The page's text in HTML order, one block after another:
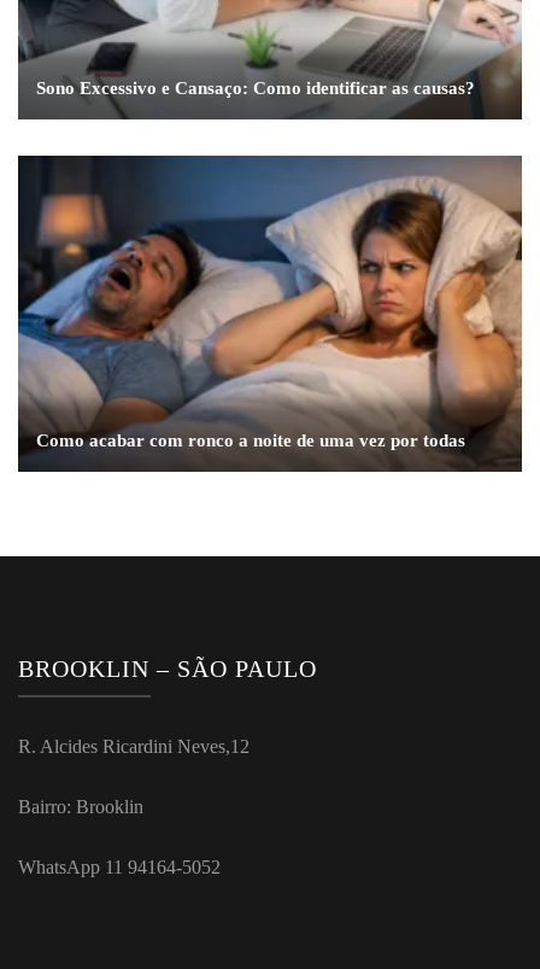
Sono Excessivo e Cansaço: Como identificar as causas?
Como acabar com ronco a noite de uma vez por todas
BROOKLIN – SÃO PAULO
R. Alcides Ricardini Neves,12
Bairro: Brooklin
WhatsApp 11 94164-5052